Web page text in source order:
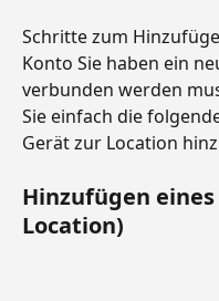
Schritte zum
Konto Sie haben ein
verbunden werden
Sie einfach die
Gerät zur Location
Hinzufügen
Location)